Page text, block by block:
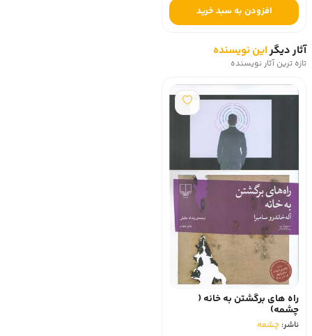
افزودن به سبد خرید
آثار دیگراین نویسنده
تازه ترین آثار نویسنده
راه های برگشتن به خانه (
چشمه)
ناشر: چشمه